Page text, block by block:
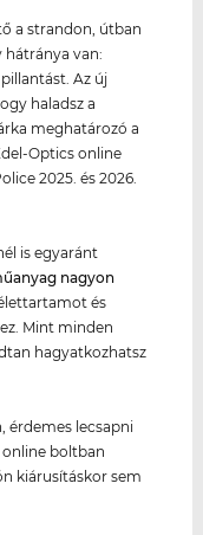
a strandon, útban
hátránya van:
Az új
haladsz a
meghatározó a
Optics online
2025. és 2026.
is egyaránt
nagyon
és
Mint minden
hagyatkozhatsz
érdemes lecsapni
online boltban
kiárusításkor sem